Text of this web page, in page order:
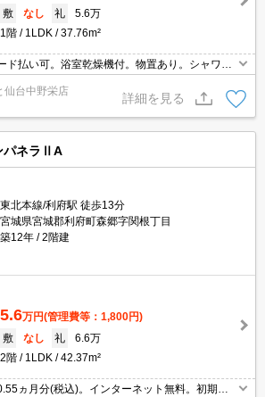
敷
なし 礼
5.6万
1階
1LDK 37.76m²
ド払い可。浴室乾燥機付。物置あり。シャワー
手数料家賃の0.55ヵ月分。追焚き機能付バス。
洗浄便座付き。TVモニターホン有。
仙台中野栄店
詳細を見る
パネラⅡA
東北本線/利府駅 徒歩13分
宮城県宮城郡利府町森郷字関根丁目
築12年
2階建
5.6万円(管理費等：1,800円)
敷
なし 礼
6.6万
2階
1LDK 42.37m²
ヵ月分(税込)。インターネット無料。初期費